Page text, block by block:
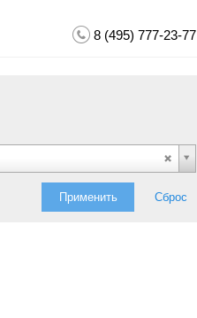
8 (495) 777-23-77
Применить Сброс